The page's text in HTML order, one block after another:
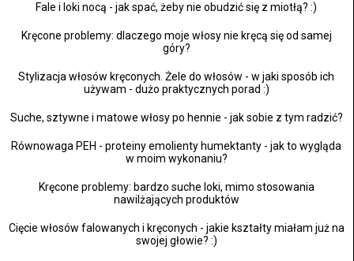
Fale i loki nocą - jak spać, żeby nie obudzić się z miotłą? :)
Kręcone problemy: dlaczego moje włosy nie kręcą się od samej
góry?
Stylizacja włosów kręconych. Żele do włosów - w jaki sposób ich
używam - dużo praktycznych porad :)
Suche, sztywne i matowe włosy po hennie - jak sobie z tym radzić?
Równowaga PEH - proteiny emolienty humektanty - jak to wygląda
w moim wykonaniu?
Kręcone problemy: bardzo suche loki, mimo stosowania
nawilżających produktów
Cięcie włosów falowanych i kręconych - jakie kształty miałam już na
swojej głowie? :)